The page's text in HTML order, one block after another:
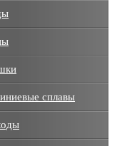
сплавы